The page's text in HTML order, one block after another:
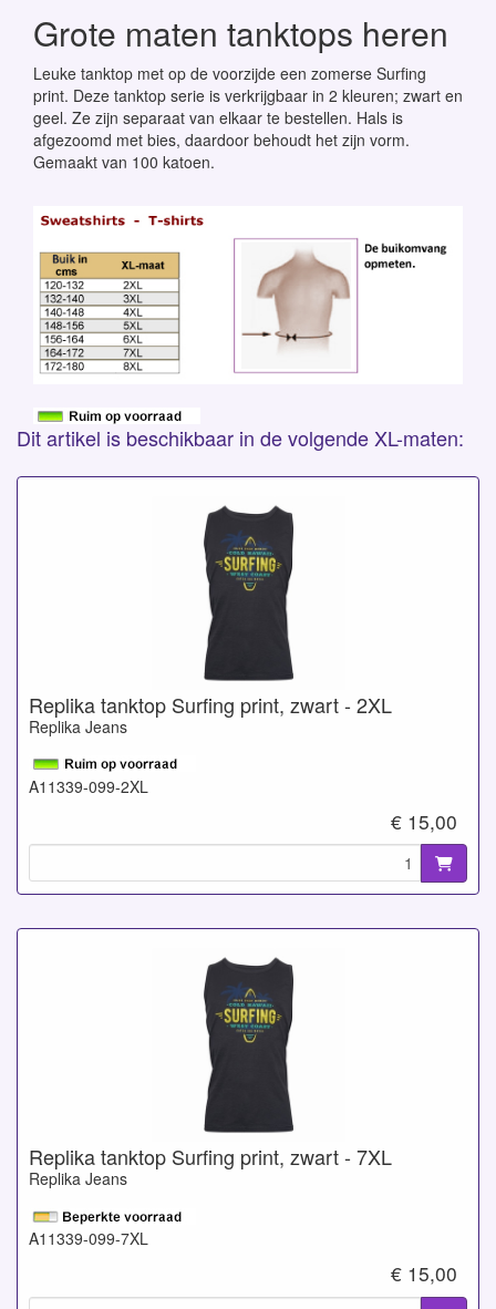
Grote maten tanktops heren
Leuke tanktop met op de voorzijde een zomerse Surfing
print. Deze tanktop serie is verkrijgbaar in 2 kleuren; zwart en
geel. Ze zijn separaat van elkaar te bestellen. Hals is
afgezoomd met bies, daardoor behoudt het zijn vorm.
Gemaakt van 100 katoen.
Dit artikel is beschikbaar in de volgende XL-maten:
Replika tanktop Surfing print, zwart - 2XL
Replika Jeans
A11339-099-2XL
€ 15,00
Replika tanktop Surfing print, zwart - 7XL
Replika Jeans
A11339-099-7XL
€ 15,00